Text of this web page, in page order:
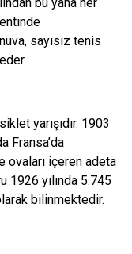
sayısız tenis
yarışıdır. 1903
Fransa’da
ovaları içeren adeta
1926 yılında 5.745
bilinmektedir.